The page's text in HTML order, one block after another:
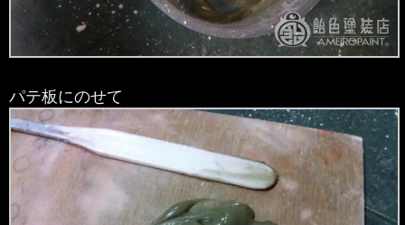
パテ板にのせて